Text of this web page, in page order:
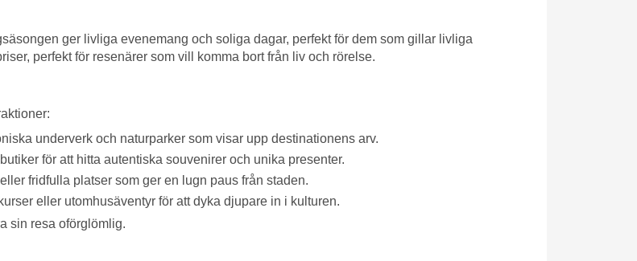
ger livliga evenemang och soliga dagar, perfekt för dem som gillar livliga
perfekt för resenärer som vill komma bort från liv och rörelse.
underverk och naturparker som visar upp destinationens arv.
för att hitta autentiska souvenirer och unika presenter.
fridfulla platser som ger en lugn paus från staden.
eller utomhusäventyr för att dyka djupare in i kulturen.
sin resa oförglömlig.